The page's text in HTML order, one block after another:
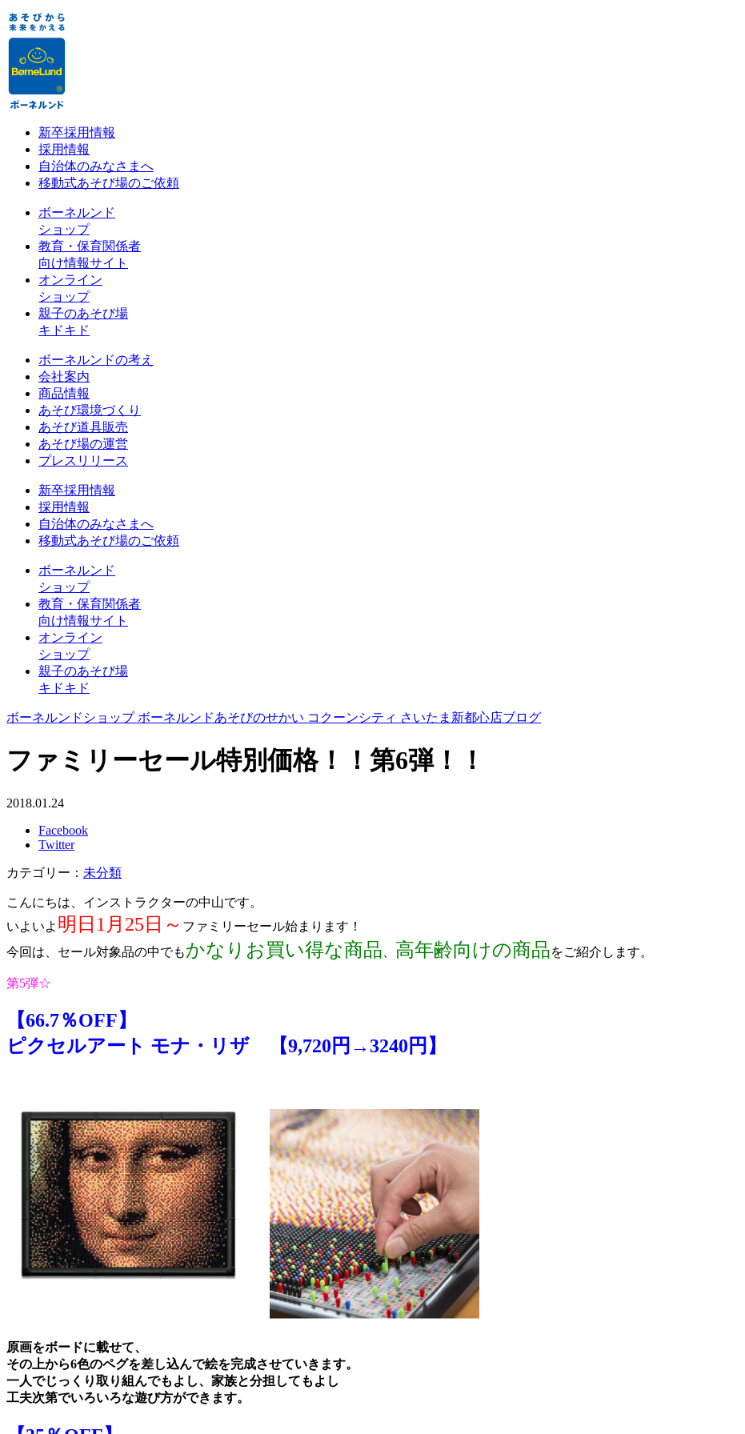
新卒採用情報
採用情報
自治体のみなさまへ
移動式あそび場のご依頼
ボーネルンド
ショップ
教育・保育関係者
向け情報サイト
オンライン
ショップ
親子のあそび場
キドキド
ボーネルンドの考え
会社案内
商品情報
あそび環境づくり
あそび道具販売
あそび場の運営
プレスリリース
新卒採用情報
採用情報
自治体のみなさまへ
移動式あそび場のご依頼
ボーネルンド
ショップ
教育・保育関係者
向け情報サイト
オンライン
ショップ
親子のあそび場
キドキド
ボーネルンドショップ ボーネルンドあそびのせかい コクーンシティ さいたま新都心店ブログ
ファミリーセール特別価格！！第6弾！！
2018.01.24
Facebook
Twitter
カテゴリー： 未分類
こんにちは、インストラクターの中山です。
いよいよ 明日1月25日～ ファミリーセール始まります！
今回は、セール対象品の中でもかなりお買い得な商品 高年齢向けの商品をご紹介します。
第5弾☆
【66.7％OFF】
ピクセルアート モナ・リザ 【9,720円→3240円】
原画をボードに載せて、
その上から6色のペグを差し込んで絵を完成させていきます。
一人でじっくり取り組んでもよし、家族と分担してもよし
工夫次第でいろいろな遊び方ができます。